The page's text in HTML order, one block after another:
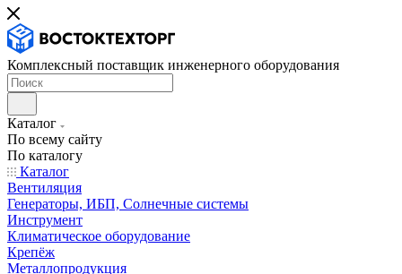
Комплексный поставщик инженерного оборудования
Каталог
По всему сайту
По каталогу
Каталог
Вентиляция
Генераторы, ИБП, Солнечные системы
Инструмент
Климатическое оборудование
Крепёж
Металлопродукция